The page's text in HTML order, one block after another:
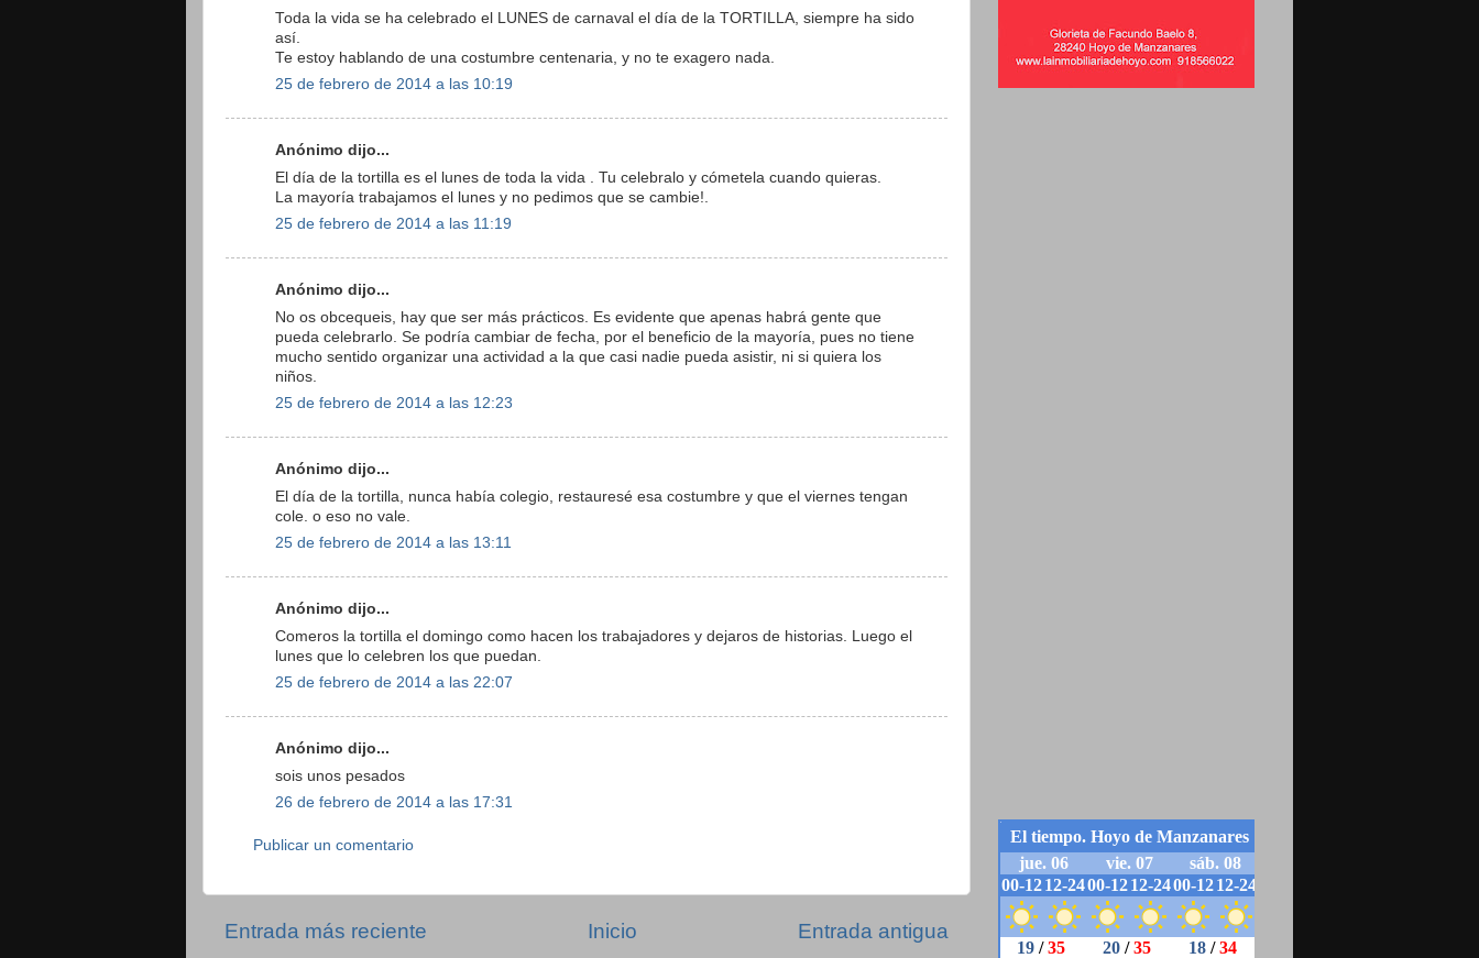
Toda la vida se ha celebrado el LUNES de carnaval el día de la TORTILLA, siempre ha sido
así.
Te estoy hablando de una costumbre centenaria, y no te exagero nada.
25 de febrero de 2014 a las 10:19
Anónimo dijo...
El día de la tortilla es el lunes de toda la vida . Tu celebralo y cómetela cuando quieras.
La mayoría trabajamos el lunes y no pedimos que se cambie!.
25 de febrero de 2014 a las 11:19
Anónimo dijo...
No os obcequeis, hay que ser más prácticos. Es evidente que apenas habrá gente que
pueda celebrarlo. Se podría cambiar de fecha, por el beneficio de la mayoría, pues no tiene
mucho sentido organizar una actividad a la que casi nadie pueda asistir, ni si quiera los
niños.
25 de febrero de 2014 a las 12:23
Anónimo dijo...
El día de la tortilla, nunca había colegio, restauresé esa costumbre y que el viernes tengan
cole. o eso no vale.
25 de febrero de 2014 a las 13:11
Anónimo dijo...
Comeros la tortilla el domingo como hacen los trabajadores y dejaros de historias. Luego el
lunes que lo celebren los que puedan.
25 de febrero de 2014 a las 22:07
Anónimo dijo...
sois unos pesados
26 de febrero de 2014 a las 17:31
Publicar un comentario
Entrada más reciente Entrada antigua
Inicio